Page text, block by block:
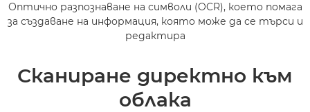
Оптично разпознаване на символи (OCR), което помага
за създаване на информация, която може да се търси и
редактира
Сканиране директно към
облака